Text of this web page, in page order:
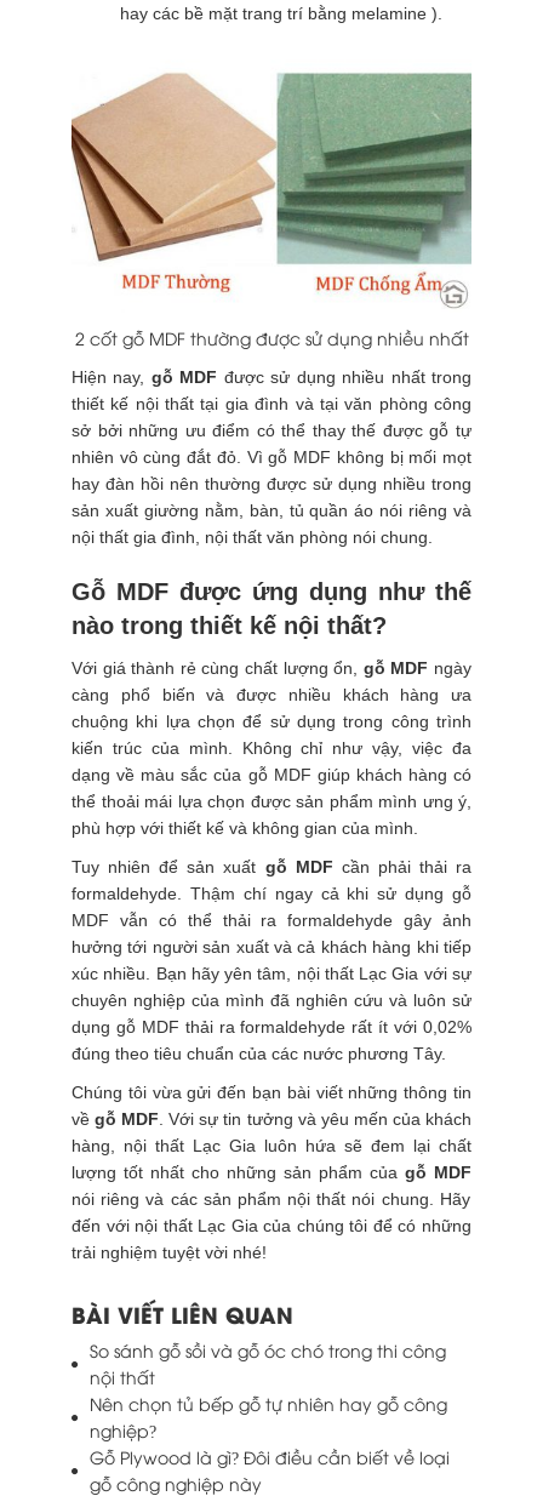
hay các bề mặt trang trí bằng melamine ).
2 cốt gỗ MDF thường được sử dụng nhiều nhất
Hiện nay, gỗ MDF được sử dụng nhiều nhất trong
thiết kế nội thất tại gia đình và tại văn phòng công
sở bởi những ưu điểm có thể thay thế được gỗ tự
nhiên vô cùng đắt đỏ. Vì gỗ MDF không bị mối mọt
hay đàn hồi nên thường được sử dụng nhiều trong
sản xuất giường nằm, bàn, tủ quần áo nói riêng và
nội thất gia đình, nội thất văn phòng nói chung.
Gỗ MDF được ứng dụng như thế
nào trong thiết kế nội thất?
Với giá thành rẻ cùng chất lượng ổn, gỗ MDF ngày
càng phổ biến và được nhiều khách hàng ưa
chuộng khi lựa chọn để sử dụng trong công trình
kiến trúc của mình. Không chỉ như vậy, việc đa
dạng về màu sắc của gỗ MDF giúp khách hàng có
thể thoải mái lựa chọn được sản phẩm mình ưng ý,
phù hợp với thiết kế và không gian của mình.
Tuy nhiên để sản xuất gỗ MDF cần phải thải ra
formaldehyde. Thậm chí ngay cả khi sử dụng gỗ
MDF vẫn có thể thải ra formaldehyde gây ảnh
hưởng tới người sản xuất và cả khách hàng khi tiếp
xúc nhiều. Bạn hãy yên tâm, nội thất Lạc Gia với sự
chuyên nghiệp của mình đã nghiên cứu và luôn sử
dụng gỗ MDF thải ra formaldehyde rất ít với 0,02%
đúng theo tiêu chuẩn của các nước phương Tây.
Chúng tôi vừa gửi đến bạn bài viết những thông tin
vềgỗ MDF . Với sự tin tưởng và yêu mến của khách
hàng, nội thất Lạc Gia luôn hứa sẽ đem lại chất
lượng tốt nhất cho những sản phẩm của gỗ MDF
nói riêng và các sản phẩm nội thất nói chung. Hãy
đến với nội thất Lạc Gia của chúng tôi để có những
trải nghiệm tuyệt vời nhé!
BÀI VIẾT LIÊN QUAN
So sánh gỗ sồi và gỗ óc chó trong thi công
nội thất
Nên chọn tủ bếp gỗ tự nhiên hay gỗ công
nghiệp?
Gỗ Plywood là gì? Đôi điều cần biết về loại
gỗ công nghiệp này